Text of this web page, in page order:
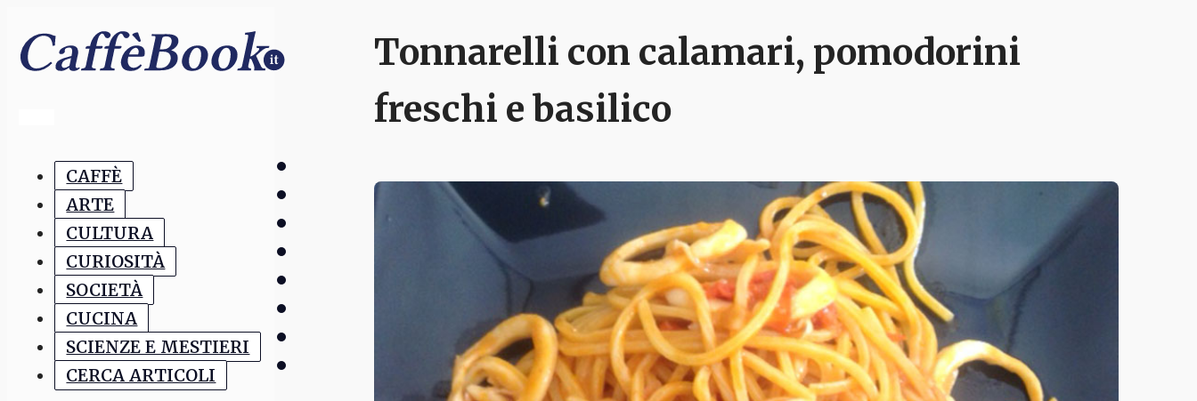
CAFFÈ
ARTE
CULTURA
CURIOSITÀ
SOCIETÀ
CUCINA
SCIENZE E MESTIERI
CERCA ARTICOLI
Tonnarelli con calamari, pomodorini
freschi e basilico